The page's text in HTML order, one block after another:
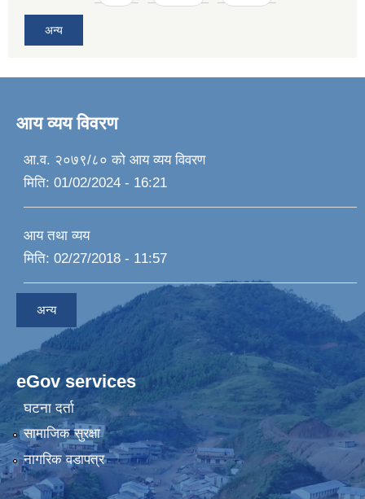
अन्य
आय व्यय विवरण
आ.व. २०७९/८० को आय व्यय विवरण
मिति: 01/02/2024 - 16:21
आय तथा व्यय
मिति: 02/27/2018 - 11:57
अन्य
eGov services
घटना दर्ता
सामाजिक सुरक्षा
नागरिक वडापत्र